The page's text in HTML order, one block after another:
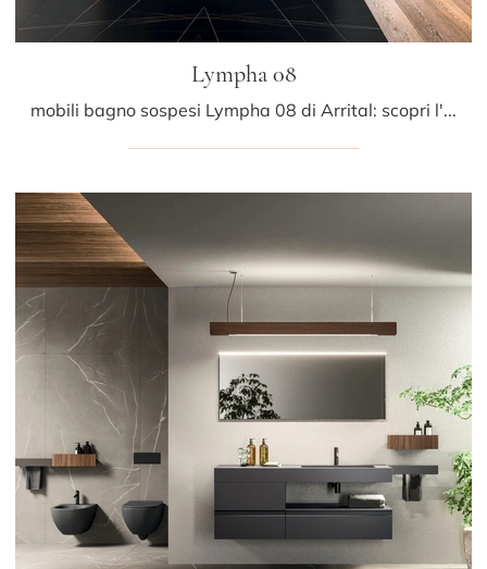
Lympha 08
mobili bagno sospesi Lympha 08 di Arrital: scopri l'Arredo Bagno in laminato design e arreda il bagno di casa.